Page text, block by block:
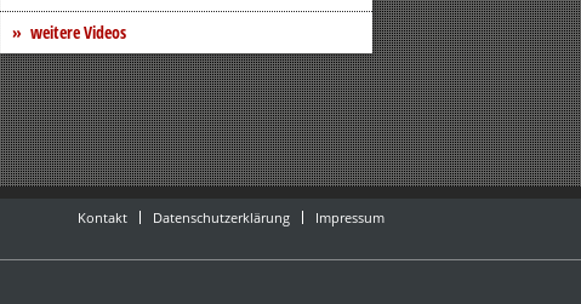
weitere Videos
Kontakt Datenschutzerklärung Impressum